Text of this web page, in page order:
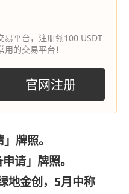
易平台，注册领100 USDT
的交易平台！
官网注册
牌照。
请」牌照。
地金创，5月中称